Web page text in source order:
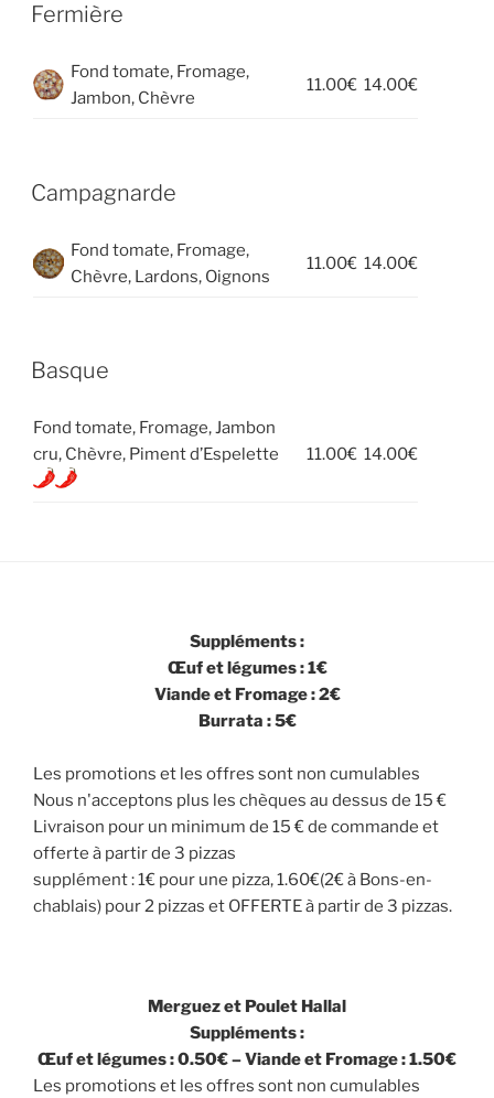
Fermière
Fond tomate, Fromage,
Jambon, Chèvre
11.00€ 14.00€
Campagnarde
Fond tomate, Fromage,
Chèvre, Lardons, Oignons
11.00€ 14.00€
Basque
Fond tomate, Fromage, Jambon
cru, Chèvre, Piment d’Espelette
11.00€ 14.00€
Suppléments :
Œuf et légumes : 1€
Viande et Fromage : 2€
Burrata : 5€
Les promotions et les offres sont non cumulables
Nous n'acceptons plus les chèques au dessus de 15 €
Livraison pour un minimum de 15 € de commande et
offerte à partir de 3 pizzas
supplément : 1€ pour une pizza, 1.60€(2€ à Bons-en-
chablais) pour 2 pizzas et OFFERTE à partir de 3 pizzas.
Merguez et Poulet Hallal
Suppléments :
Œuf et légumes : 0.50€ – Viande et Fromage : 1.50€
Les promotions et les offres sont non cumulables